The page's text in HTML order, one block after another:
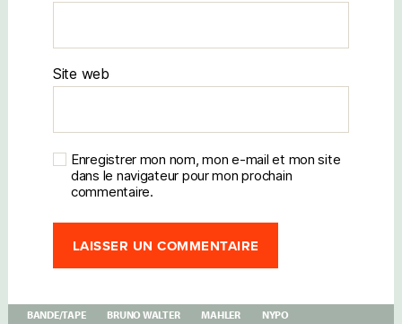
Site web
Enregistrer mon nom, mon e-mail et mon site
dans le navigateur pour mon prochain
commentaire.
BANDE/TAPE BRUNO WALTER MAHLER NYPO